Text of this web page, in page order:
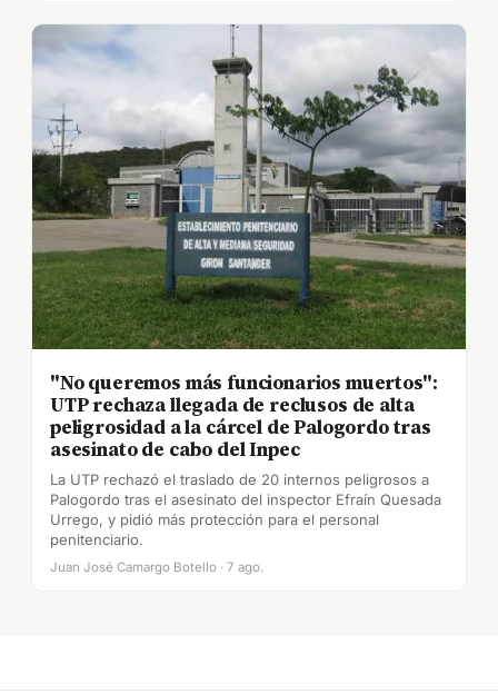
"No queremos más funcionarios muertos":
UTP rechaza llegada de reclusos de alta
peligrosidad a la cárcel de Palogordo tras
asesinato de cabo del Inpec
La UTP rechazó el traslado de 20 internos peligrosos a
Palogordo tras el asesinato del inspector Efraín Quesada
Urrego, y pidió más protección para el personal
penitenciario.
Juan José Camargo Botello · 7 ago.